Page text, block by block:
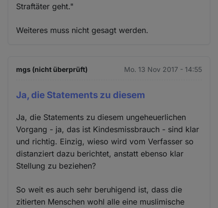
Straftäter geht."
Weiteres muss nicht gesagt werden.
mgs (nicht überprüft) Mo. 13 Nov 2017 - 14:55
Ja, die Statements zu diesem
Ja, die Statements zu diesem ungeheuerlichen
Vorgang - ja, das ist Kindesmissbrauch - sind klar
und richtig. Einzig, wieso wird vom Verfasser so
distanziert dazu berichtet, anstatt ebenso klar
Stellung zu beziehen?
So weit es auch sehr beruhigend ist, dass die
zitierten Menschen wohl alle eine muslimische